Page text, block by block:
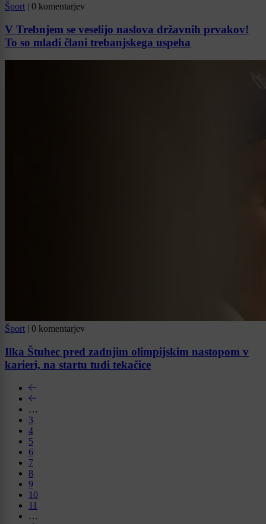
Šport | 0 komentarjev
V Trebnjem se veselijo naslova državnih prvakov!
To so mladi člani trebanjskega uspeha
Šport | 0 komentarjev
Ilka Štuhec pred zadnjim olimpijskim nastopom v
karieri, na startu tudi tekačice
…
3
4
5
6
7
8
9
10
11
…